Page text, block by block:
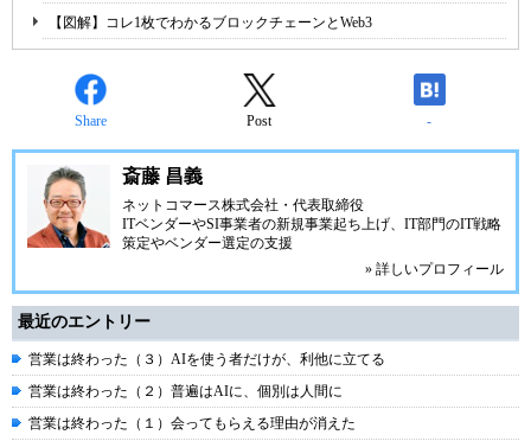
【図解】コレ1枚でわかるブロックチェーンとWeb3
Share Post -
斎藤 昌義
ネットコマース株式会社 ・代表取締役
ITベンダーやSI事業者の新規事業起ち上げ、IT部門のIT戦略
策定やベンダー選定の支援
» 詳しいプロフィール
最近のエントリー
営業は終わった（３）AIを使う者だけが、利他に立てる
営業は終わった（２）普遍はAIに、個別は人間に
営業は終わった（１）会ってもらえる理由が消えた